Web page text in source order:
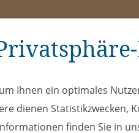
ÖEL Club
Ihnen ein optimales
dienen
finden Sie in